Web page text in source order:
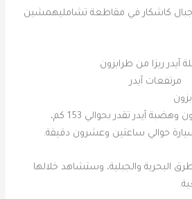
جبال كاشكار في مقاطعة تشامليهمشين
مرتفعات آيدر
المسافة بين مدينة طرابزون وهضبة آيدر تقدر بحوالي 153 كم،
حوالي ساعتين وعشرون دقيقة.
البحرية والجبلية، وستشاهد خلالها